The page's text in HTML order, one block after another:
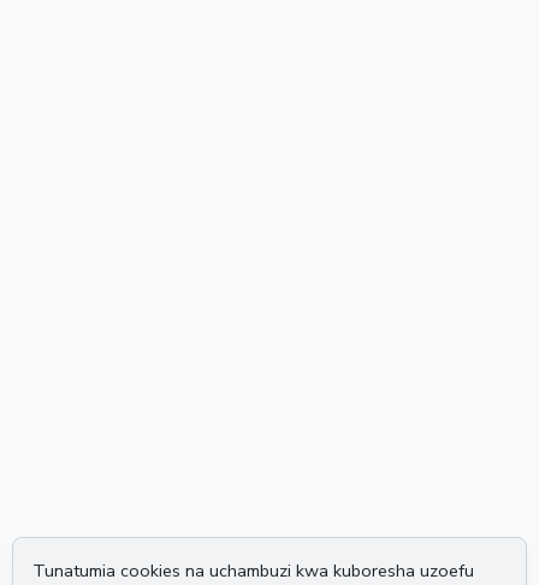
Tunatumia cookies na uchambuzi kwa kuboresha uzoefu